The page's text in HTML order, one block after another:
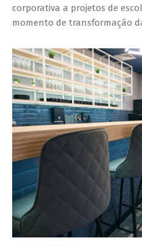
corporativa a projetos de
momento de transformação